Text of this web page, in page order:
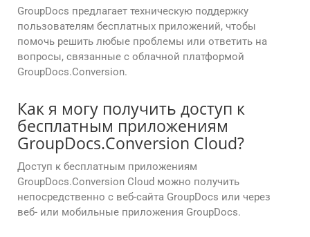
GroupDocs предлагает техническую поддержку
пользователям бесплатных приложений, чтобы
помочь решить любые проблемы или ответить на
вопросы, связанные с облачной платформой
GroupDocs.Conversion.
Как я могу получить доступ к
бесплатным приложениям
GroupDocs.Conversion Cloud?
Доступ к бесплатным приложениям
GroupDocs.Conversion Cloud можно получить
непосредственно с веб-сайта GroupDocs или через
веб- или мобильные приложения GroupDocs.